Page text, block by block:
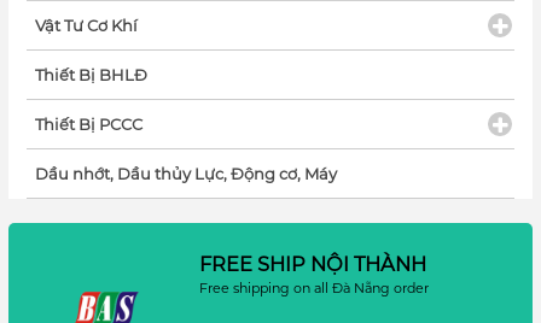
Vật Tư Cơ Khí
Thiết Bị BHLĐ
Thiết Bị PCCC
Dầu nhớt, Dầu thủy Lực, Động cơ, Máy
FREE SHIP NỘI THÀNH
Free shipping on all Đà Nẵng order